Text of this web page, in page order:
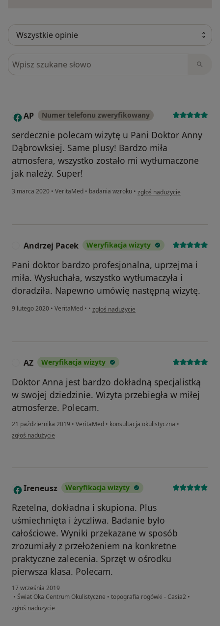
Szukaj w opiniach
A AP Numer telefonu zweryfikowany
serdecznie polecam wizytę u Pani Doktor Anny
Dąbrowksiej. Same plusy! Bardzo miła
atmosfera, wszystko zostało mi wytłumaczone
jak należy. Super!
3 marca 2020 • VeritaMed • badania wzroku • w opinii użytkownika AP
zgłoś nadużycie
Andrzej Pacek Weryfikacja wizyty
Pani doktor bardzo profesjonalna, uprzejma i
miła. Wysłuchała, wszystko wytłumaczyła i
doradziła. Napewno umówię następną wizytę.
9 lutego 2020 • VeritaMed • • w opinii użytkownika Andrzej Pacek
zgłoś nadużycie
AZ Weryfikacja wizyty
Doktor Anna jest bardzo dokładną specjalistką
w swojej dziedzinie. Wizyta przebiegła w miłej
atmosferze. Polecam.
21 października 2019 • VeritaMed • konsultacja okulistyczna •
w opinii użytkownika AZ
zgłoś nadużycie
I Ireneusz Weryfikacja wizyty
Rzetelna, dokładna i skupiona. Plus
uśmiechnięta i życzliwa. Badanie było
całościowe. Wyniki przekazane w sposób
zrozumiały z przełożeniem na konkretne
praktyczne zalecenia. Sprzęt w ośrodku
pierwsza klasa. Polecam.
17 września 2019
• Świat Oka Centrum Okulistyczne • topografia rogówki - Casia2 •
w opinii użytkownika Ireneusz
zgłoś nadużycie